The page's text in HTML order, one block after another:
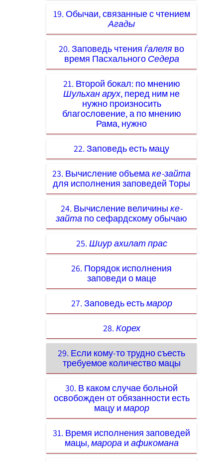
19. Обычаи, связанные с чтением
Агады
20. Заповедь чтения ѓалеля во
время Пасхального Седера
21. Второй бокал: по мнению
Шульхан арух, перед ним не
нужно произносить
благословение, а по мнению
Рама, нужно
22. Заповедь есть мацу
23. Вычисление объемаке-зайта
для исполнения заповедей Торы
24. Вычисление величины ке-
зайта по сефардскому обычаю
25. Шиур ахилат прас
26. Порядок исполнения
заповеди о маце
27. Заповедь естьмарор
28. Корех
29. Если кому-то трудно съесть
требуемое количество мацы
30. В каком случае больной
освобожден от обязанности есть
мацу и марор
31. Время исполнения заповедей
мацы,марораи афикомана